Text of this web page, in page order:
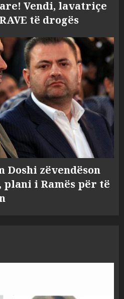
Vendi, lavatriçe
të drogës
Doshi zëvendëson
i Ramës për të